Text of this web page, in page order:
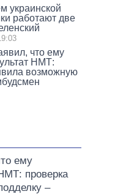
украинской
работают две
что ему
НМТ:
возможную
ему
проверка
–